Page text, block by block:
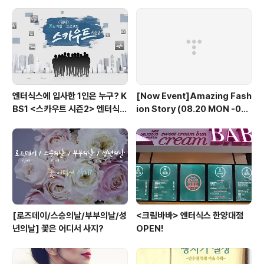
엔터식스에 입사한 1인은 누구? K
BS1 <스카우트 시즌2> 엔터식스
[Now Event]Amazing Fash
ion Story (08.20 MON -08.
[로즈데이/스승의날/부부의날/성
년의날] 꽃은 어디서 사지?
<크림바바> 엔터식스 한양대점
OPEN!